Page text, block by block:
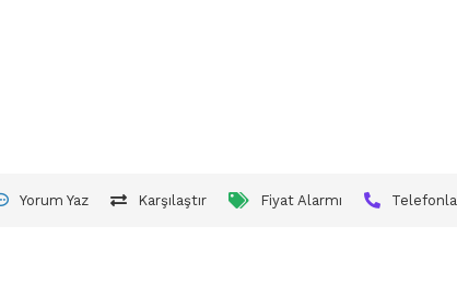
Yorum Yaz Karşılaştır Fiyat Alarmı